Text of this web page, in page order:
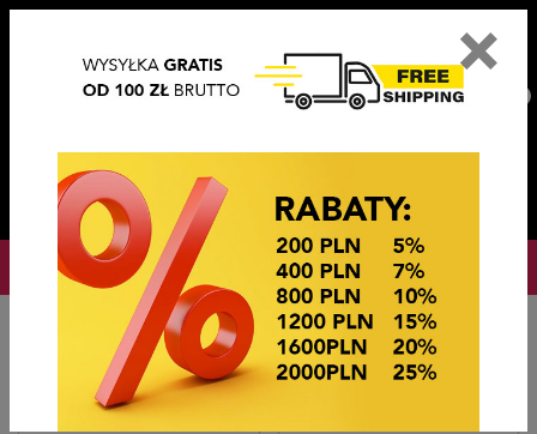
OKAZJE CENOWE! OKAZJE CENOWE!
Strona główna Ozdoby do włosów TIK TAKI Z OZDOBĄ
×